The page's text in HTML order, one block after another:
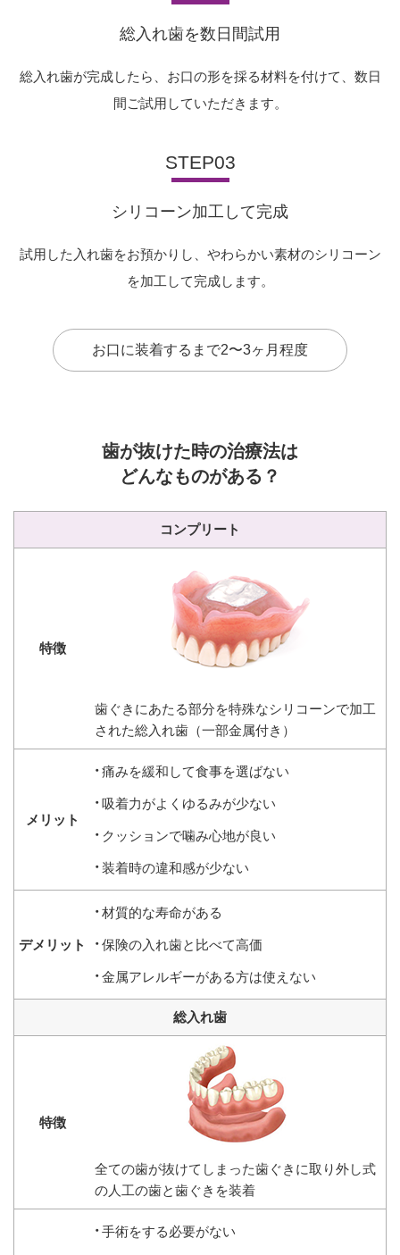
総入れ歯を数日間試用
総入れ歯が完成したら、お口の形を採る材料を付けて、数日
間ご試用していただきます。
STEP03
シリコーン加工して完成
試用した入れ歯をお預かりし、やわらかい素材のシリコーン
を加工して完成します。
お口に装着するまで2〜3ヶ月程度
歯が抜けた時の治療法は
どんなものがある？
コンプリート
歯ぐきにあたる部分を特殊なシリコーンで加工
された総入れ歯（一部金属付き）
痛みを緩和して食事を選ばない
吸着力がよくゆるみが少ない
クッションで噛み心地が良い
装着時の違和感が少ない
材質的な寿命がある
保険の入れ歯と比べて高価
金属アレルギーがある方は使えない
総入れ歯
全ての歯が抜けてしまった歯ぐきに取り外し式
の人工の歯と歯ぐきを装着
手術をする必要がない